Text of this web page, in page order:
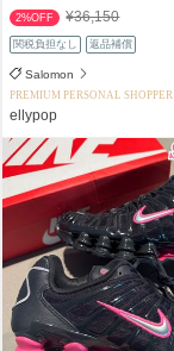
2%OFF ¥36,150
関税負担なし 返品補償
Salomon
PREMIUM PERSONAL SHOPPER
ellypop